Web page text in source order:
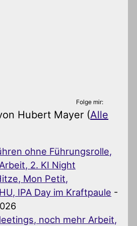
Folge mir:
Hubert Mayer (Alle
ohne Führungsrolle,
2. KI Night
Mon Petit,
IPA Day im Kraftpaule -
noch mehr Arbeit,